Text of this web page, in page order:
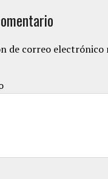
de correo electrónico